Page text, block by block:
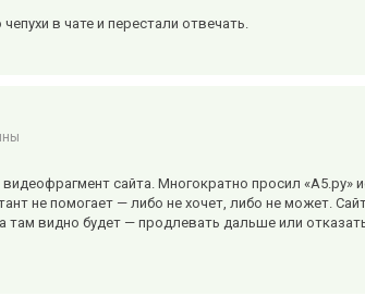
в чате и перестали отвечать.
сайта. Многократно просил «А5.ру»
не помогает — либо не хочет, либо не может.
видно будет — продлевать дальше или